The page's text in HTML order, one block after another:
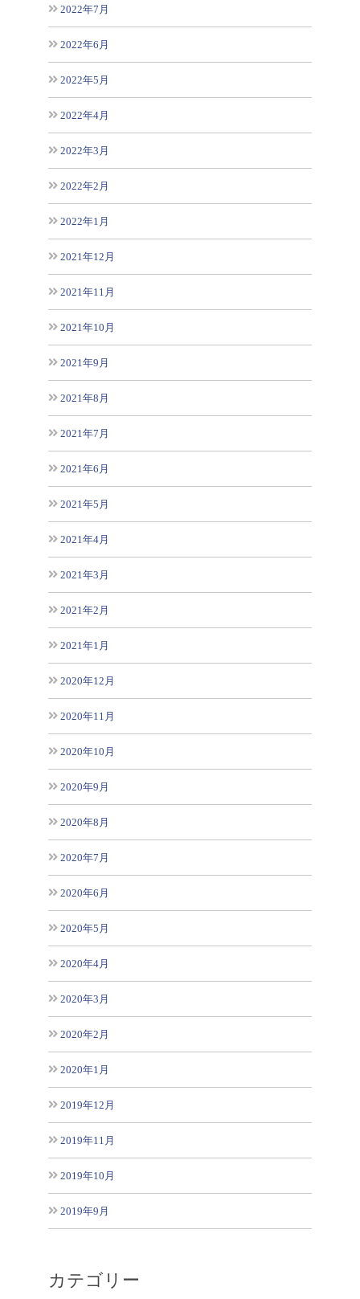
2022年7月
2022年6月
2022年5月
2022年4月
2022年3月
2022年2月
2022年1月
2021年12月
2021年11月
2021年10月
2021年9月
2021年8月
2021年7月
2021年6月
2021年5月
2021年4月
2021年3月
2021年2月
2021年1月
2020年12月
2020年11月
2020年10月
2020年9月
2020年8月
2020年7月
2020年6月
2020年5月
2020年4月
2020年3月
2020年2月
2020年1月
2019年12月
2019年11月
2019年10月
2019年9月
カテゴリー